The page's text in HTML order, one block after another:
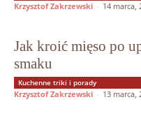
Krzysztof Zakrzewski - 14 marca,
Jak kroić mięso po
smaku
Kuchenne triki i porady
Krzysztof Zakrzewski - 13 marca,